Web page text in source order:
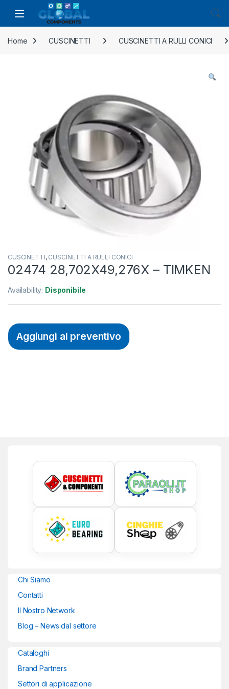
Home CUSCINETTI CUSCINETTI A RULLI CONICI
CUSCINETTI, CUSCINETTI A RULLI CONICI
02474 28,702X49,276X – TIMKEN
Availability: Disponibile
Aggiungi al preventivo
Chi Siamo
Contatti
Il Nostro Network
Blog – News dal settore
Cataloghi
Brand Partners
Settori di applicazione